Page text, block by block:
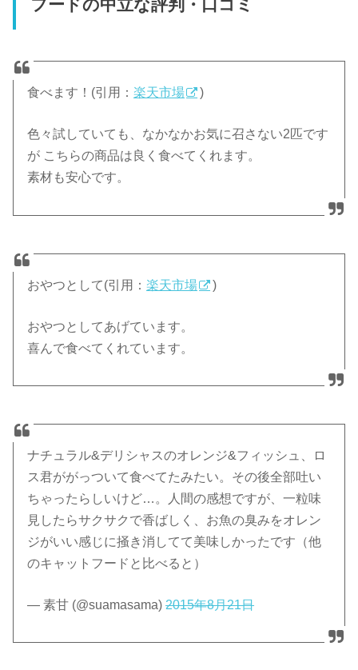
フードの中立な評判・口コミ
食べます！(引用：楽天市場 )
色々試していても、なかなかお気に召さない2匹です
が こちらの商品は良く食べてくれます。
素材も安心です。
おやつとして(引用：楽天市場 )
おやつとしてあげています。
喜んで食べてくれています。
ナチュラル&デリシャスのオレンジ&フィッシュ、ロ
ス君ががっついて食べてたみたい。その後全部吐い
ちゃったらしいけど…。人間の感想ですが、一粒味
見したらサクサクで香ばしく、お魚の臭みをオレン
ジがいい感じに掻き消してて美味しかったです（他
のキャットフードと比べると）
— 素甘 (@suamasama)2015年8月21日